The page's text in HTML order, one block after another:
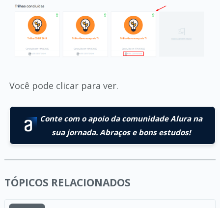
Você pode clicar para ver.
Conte com o apoio da comunidade Alura na
sua jornada. Abraços e bons estudos!
TÓPICOS RELACIONADOS